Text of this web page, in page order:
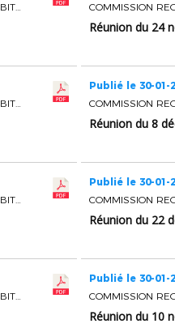
COMMISSION REGIONALE DES ARBITRES
Réunion du 24
COMMISSION REGIONALE DES ARBITRES
Publié le 30-01-
Réunion du 8
COMMISSION REGIONALE DES ARBITRES
Publié le 30-01-
Réunion du 22
COMMISSION REGIONALE DES ARBITRES
Publié le 30-01-
Réunion du 10